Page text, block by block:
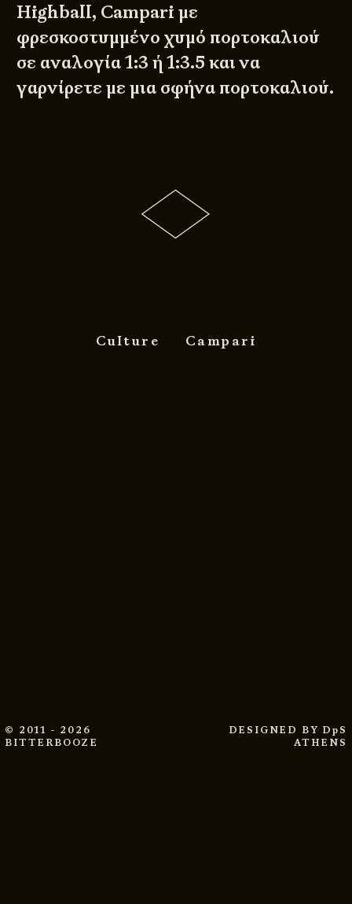
Highball, Campari με
φρεσκοστυμμένο χυμό πορτοκαλιού
σε αναλογία 1:3 ή 1:3.5 και να
γαρνίρετε με μια σφήνα πορτοκαλιού.
Culture Campari
© 2011 - 2026
BITTERBOOZE
DESIGNED BY DpS
ATHENS